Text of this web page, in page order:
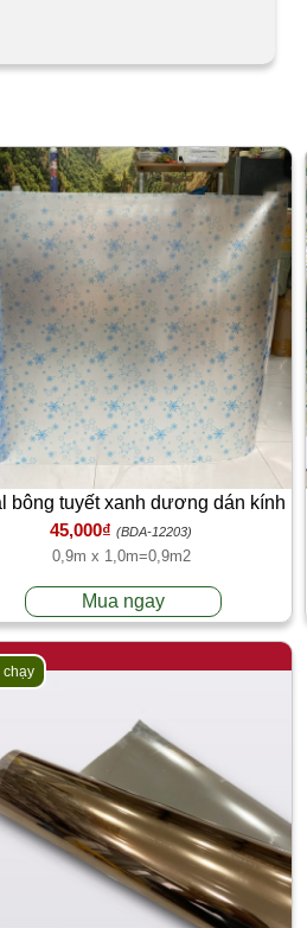
bông tuyết xanh dương dán kính
45,000₫ (BDA-12203)
0,9m x 1,0m=0,9m2
Mua ngay
chạy